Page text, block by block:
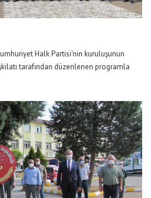
Halk Partisi’nin kuruluşunun
tarafından düzenlenen programla